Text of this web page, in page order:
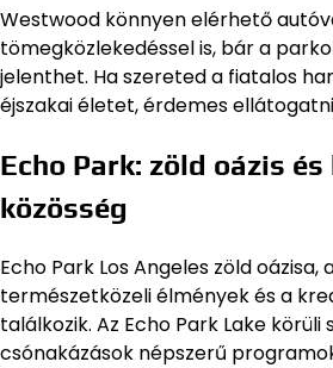
Westwood könnyen elérhető
tömegközlekedéssel is, bár a
jelenthet. Ha szereted a fiatalos
éjszakai életet, érdemes
Echo Park: zöld oázis
közösség
Echo Park Los Angeles zöld oázisa,
természetközeli élmények és a
találkozik. Az Echo Park Lake körüli
csónakázások népszerű